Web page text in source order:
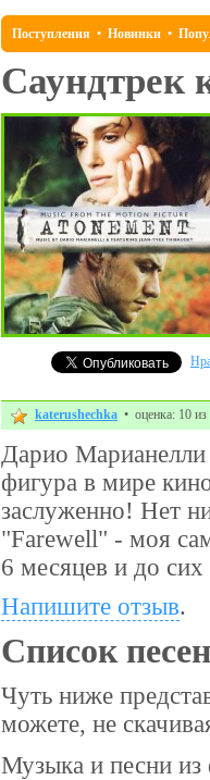
Поступления • Новинки •
Саундтрек
katerushechka • оценка: 10 из
Дарио Марианелли
фигура в мире
заслуженно! Нет
"Farewell" - моя
6 месяцев и до
Напишите отзыв.
Список песен
Чуть ниже
можете, не
Музыка и песни